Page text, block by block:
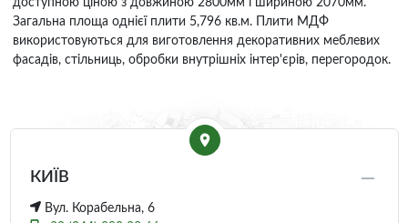
доступною ціною з довжиною 2800мм і шириною 2070мм.
Загальна площа однієї плити 5,796 кв.м. Плити МДФ
використовуються для виготовлення декоративних меблевих
фасадів, стільниць, обробки внутрішніх інтер'єрів, перегородок.
КИЇВ
Вул. Корабельна, 6